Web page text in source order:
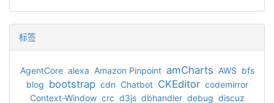
标签
AgentCore alexa Amazon Pinpoint amCharts AWS bfs
blog bootstrap cdn Chatbot CKEditor codemirror
Context-Window crc d3js dbhandler debug discuz